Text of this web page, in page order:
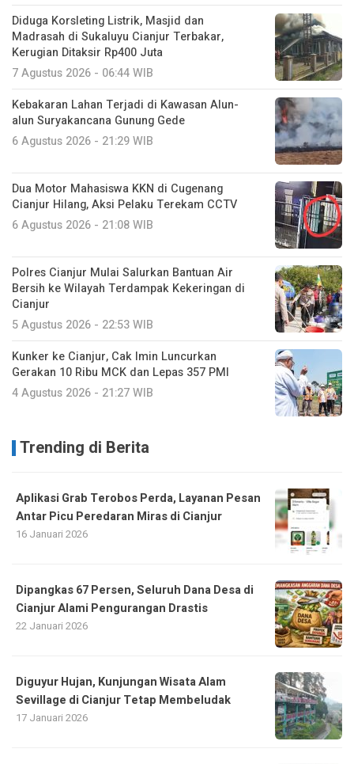
Diduga Korsleting Listrik, Masjid dan
Madrasah di Sukaluyu Cianjur Terbakar,
Kerugian Ditaksir Rp400 Juta
7 Agustus 2026 - 06:44 WIB
Kebakaran Lahan Terjadi di Kawasan Alun-
alun Suryakancana Gunung Gede
6 Agustus 2026 - 21:29 WIB
Dua Motor Mahasiswa KKN di Cugenang
Cianjur Hilang, Aksi Pelaku Terekam CCTV
6 Agustus 2026 - 21:08 WIB
Polres Cianjur Mulai Salurkan Bantuan Air
Bersih ke Wilayah Terdampak Kekeringan di
Cianjur
5 Agustus 2026 - 22:53 WIB
Kunker ke Cianjur, Cak Imin Luncurkan
Gerakan 10 Ribu MCK dan Lepas 357 PMI
4 Agustus 2026 - 21:27 WIB
Trending di Berita
Aplikasi Grab Terobos Perda, Layanan Pesan
Antar Picu Peredaran Miras di Cianjur
16 Januari 2026
Dipangkas 67 Persen, Seluruh Dana Desa di
Cianjur Alami Pengurangan Drastis
22 Januari 2026
Diguyur Hujan, Kunjungan Wisata Alam
Sevillage di Cianjur Tetap Membeludak
17 Januari 2026